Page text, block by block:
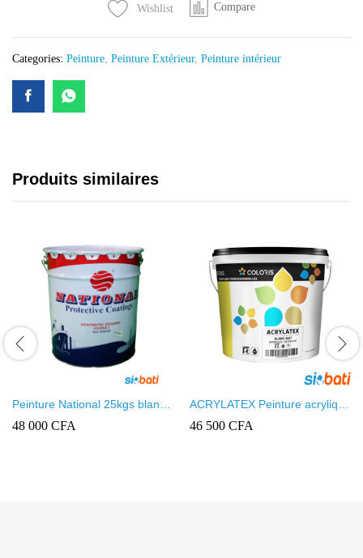
quantity
Wishlist Compare
Categories: Peinture, Peinture Extérieur, Peinture intérieur
Produits similaires
Peinture National 25kgs blanc
à huile
48 000 CFA
ACRYLATEX Peinture acrylique
mate pour intérieur / extérieur
25kg
46 500 CFA